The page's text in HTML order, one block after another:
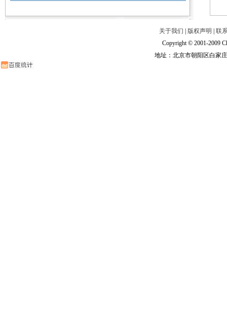
关于我们 版权声明
联
Copyright © 2001-2009
地址：北京市朝阳区白家